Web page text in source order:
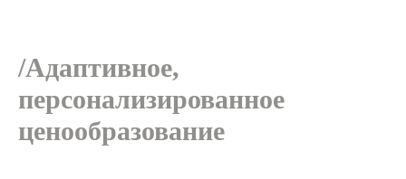
/Адаптивное,
персонализированное
ценообразование